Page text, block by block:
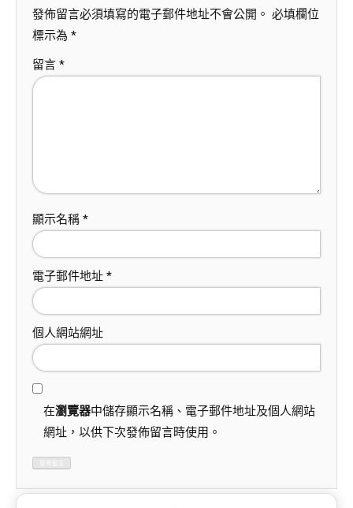
發佈留言必須填寫的電子郵件地址不會公開。 必填欄位
標示為 *
留言 *
顯示名稱 *
電子郵件地址 *
個人網站網址
在瀏覽器中儲存顯示名稱、電子郵件地址及個人網站
網址，以供下次發佈留言時使用。